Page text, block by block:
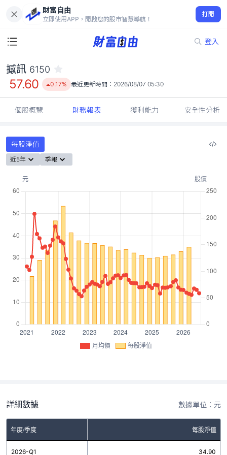
財富自由
立即使用APP，開啟您的股市智慧導航！
打開
登入
57.60
0.17%
撼訊 6150
57.60 0.17% 最近更新時間： 2026/08/07 05:30
個股概覽 財務報表 獲利能力 安全性分析
每股淨值
近5年 季報
月均價 每股淨值
詳細數據 數據單位：元
年度/季度 每股淨值
2026-Q1 34.90